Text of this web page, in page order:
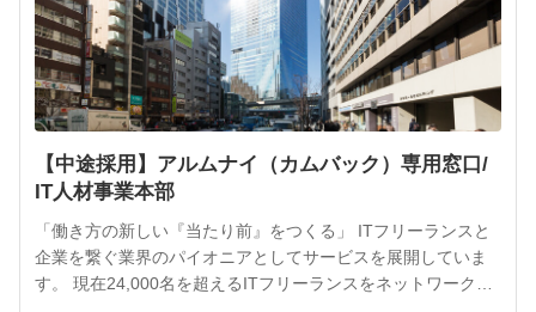
【中途採用】アルムナイ（カムバック）専用窓口/
IT人材事業本部
「働き方の新しい『当たり前』をつくる」 ITフリーランスと
企業を繋ぐ業界のパイオニアとしてサービスを展開していま
す。 現在24,000名を超えるITフリーランスをネットワーク